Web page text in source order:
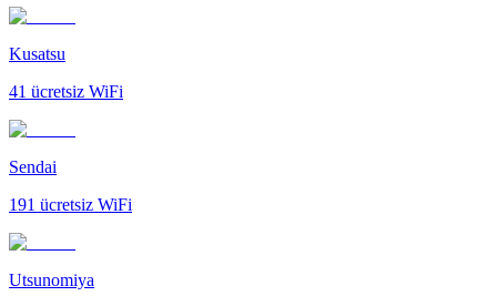
Kusatsu
41 ücretsiz WiFi
Sendai
191 ücretsiz WiFi
Utsunomiya